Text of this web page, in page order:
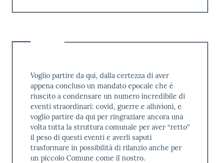
Voglio partire da qui, dalla certezza di aver
appena concluso un mandato epocale che è
riuscito a condensare un numero incredibile di
eventi straordinari: covid, guerre e alluvioni, e
voglio partire da qui per ringraziare ancora una
volta tutta la struttura comunale per aver “retto”
il peso di questi eventi e averli saputi
trasformare in possibilità di rilanzio anche per
un piccolo Comune come il nostro.